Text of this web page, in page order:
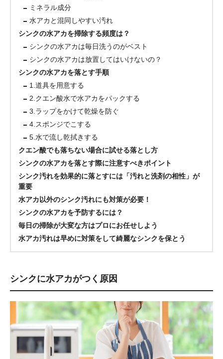
ミネラル成分
水アカと混同しやすい汚れ
シンクの水アカを掃除する頻度は？
シンクの水アカは毎日洗うのがベスト
シンクの水アカは放置してはいけないの？
シンクの水アカを落とす手順
1.道具を用意する
2.クエン酸水で水アカをパックする
3.ラップをかけて乾燥を防ぐ
4.スポンジでこする
5.水で流し乾拭きする
クエン酸でも落ちない場合に試せる落とし方
シンクの水アカを落とす際に注意すべきポイント
シンク汚れを効果的に落とすには「汚れと洗剤の相性」が
重要
水アカ以外のシンク汚れにも対策が必要！
シンクの水アカを予防するには？
毎日の掃除が大変な方はプロにお任せしよう
水アカ汚れは早めに対策をして綺麗なシンクを保とう
シンクに水アカがつく原因